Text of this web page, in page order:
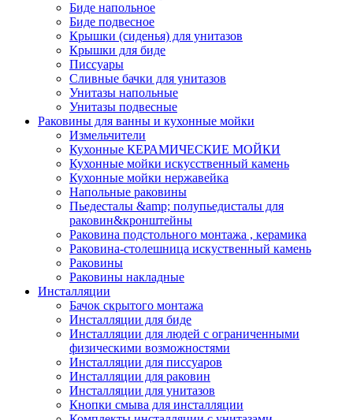
Биде напольное
Биде подвесное
Крышки (сиденья) для унитазов
Крышки для биде
Писсуары
Сливные бачки для унитазов
Унитазы напольные
Унитазы подвесные
Раковины для ванны и кухонные мойки
Измельчители
Кухонные КЕРАМИЧЕСКИЕ МОЙКИ
Кухонные мойки искусственный камень
Кухонные мойки нержавейка
Напольные раковины
Пьедесталы &amp; полупьедисталы для
раковин&кронштейны
Раковина подстольного монтажа , керамика
Раковина-столешница искуственный камень
Раковины
Раковины накладные
Инсталляции
Бачок скрытого монтажа
Инсталляции для биде
Инсталляции для людей с ограниченными
физическими возможностями
Инсталляции для писсуаров
Инсталляции для раковин
Инсталляции для унитазов
Кнопки смыва для инсталляции